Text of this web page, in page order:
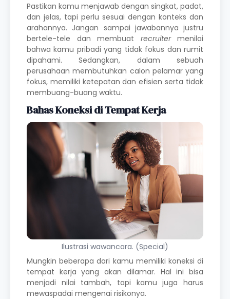
Pastikan kamu menjawab dengan singkat, padat,
dan jelas, tapi perlu sesuai dengan konteks dan
arahannya. Jangan sampai jawabannya justru
bertele-tele dan membuat recruiter menilai
bahwa kamu pribadi yang tidak fokus dan rumit
dipahami. Sedangkan, dalam sebuah
perusahaan membutuhkan calon pelamar yang
fokus, memiliki ketepatan dan efisien serta tidak
membuang-buang waktu.
Bahas Koneksi di Tempat Kerja
Ilustrasi wawancara. (Special)
Mungkin beberapa dari kamu memiliki koneksi di
tempat kerja yang akan dilamar. Hal ini bisa
menjadi nilai tambah, tapi kamu juga harus
mewaspadai mengenai risikonya.